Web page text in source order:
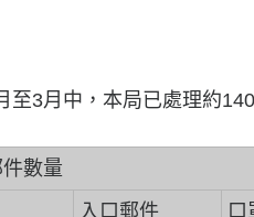
至3月中，本局已處理約
數量
入口郵件 口